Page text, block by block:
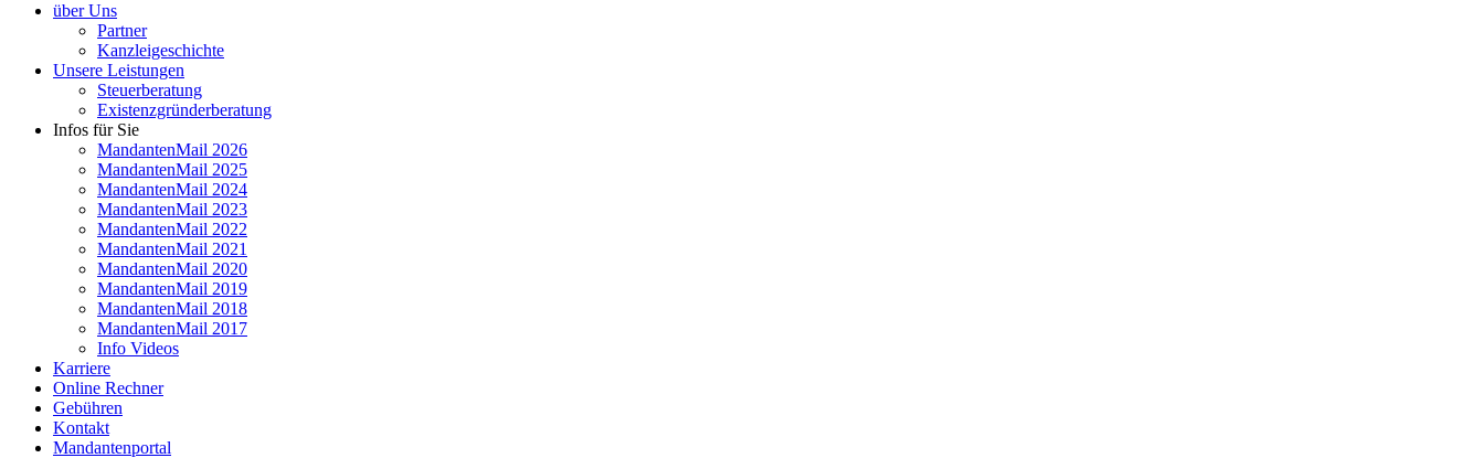
über Uns
Partner
Kanzleigeschichte
Unsere Leistungen
Steuerberatung
Existenzgründerberatung
Infos für Sie
MandantenMail 2026
MandantenMail 2025
MandantenMail 2024
MandantenMail 2023
MandantenMail 2022
MandantenMail 2021
MandantenMail 2020
MandantenMail 2019
MandantenMail 2018
MandantenMail 2017
Info Videos
Karriere
Online Rechner
Gebühren
Kontakt
Mandantenportal